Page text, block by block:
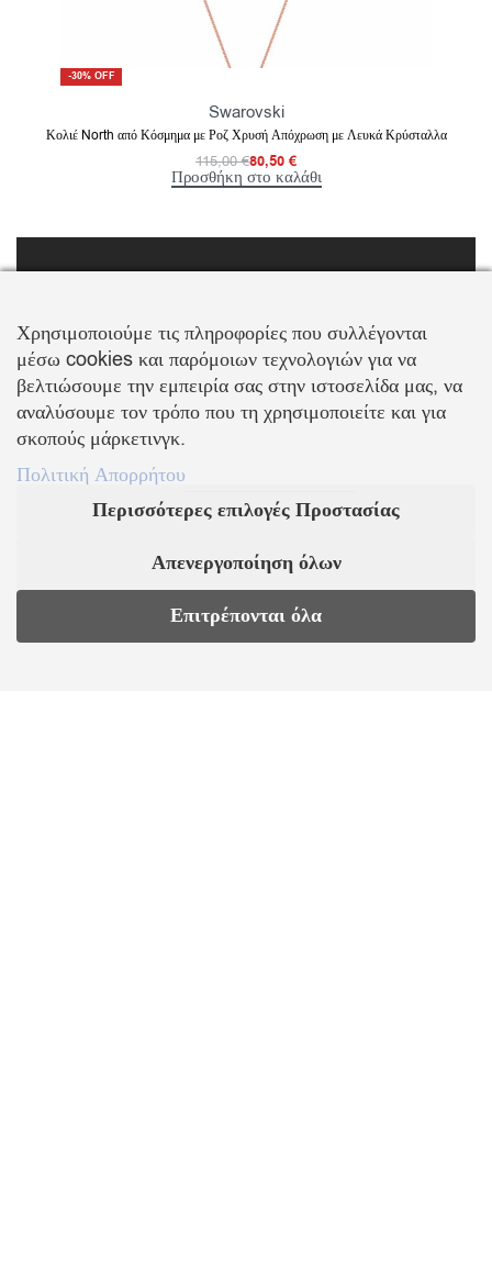
-30% OFF
Swarovski
Κολιέ North από Κόσμημα με Ροζ Χρυσή Απόχρωση με Λευκά Κρύσταλλα
115,00€80,50 €
Προσθήκη στο καλάθι
ΠΛΗΡΟΦΟΡΙΕΣ
Τρόποι Πληρωμής
Επιστροφές Προϊόντων
Πολιτική Ακύρωσης
Όροι & Προϋποθέσεις
Πολιτική Απορρήτου
EL
Χρησιμοποιούμε τις πληροφορίες που συλλέγονται
μέσω cookies και παρόμοιων τεχνολογιών για να
βελτιώσουμε την εμπειρία σας στην ιστοσελίδα μας, να
αναλύσουμε τον τρόπο που τη χρησιμοποιείτε και για
σκοπούς μάρκετινγκ.
Πολιτική Απορρήτου
Περισσότερες επιλογές Προστασίας
Απενεργοποίηση όλων
Επιτρέπονται όλα